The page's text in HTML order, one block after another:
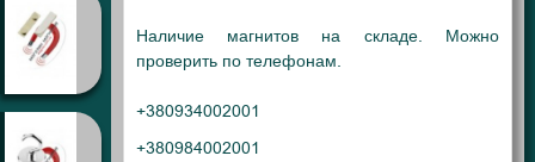
Наличие магнитов на складе. Можно
проверить по телефонам.
+380934002001
+380984002001